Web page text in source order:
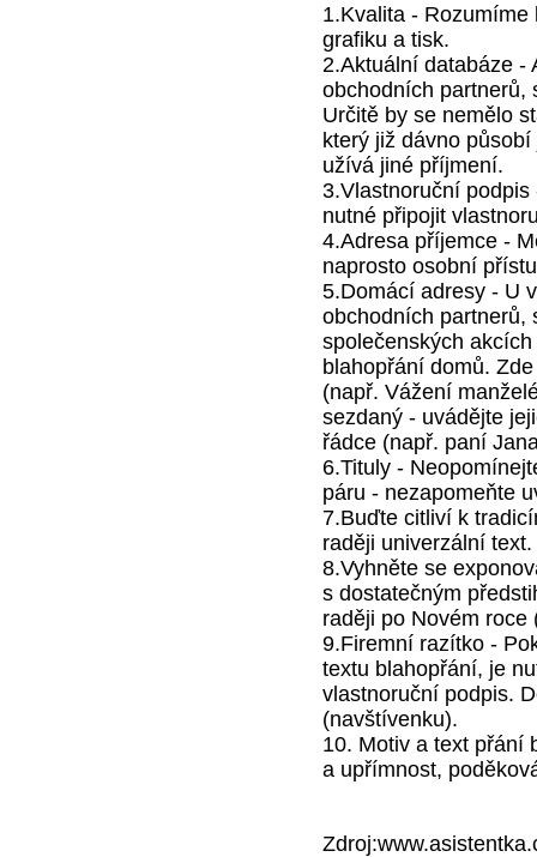
1.Kvalita -
grafiku a tisk.
2.Aktuální databáze -
obchodních partnerů,
Určitě by se nemělo
který již dávno
užívá jiné příjmení.
3.Vlastnoruční
nutné připojit
4.Adresa příjemce -
naprosto osobní
5.Domácí adresy - U
obchodních partnerů,
společenských
blahopřání domů.
(např. Vážení
sezdaný - uvádějte
řádce (např. paní
6.Tituly -
páru - nezapomeňte
7.Buďte citliví k
raději univerzální text.
8.Vyhněte se
s dostatečným
raději po Novém
9.Firemní razítko -
textu blahopřání, je
vlastnoruční podpis.
(navštívenku).
10. Motiv a text přání
a upřímnost,